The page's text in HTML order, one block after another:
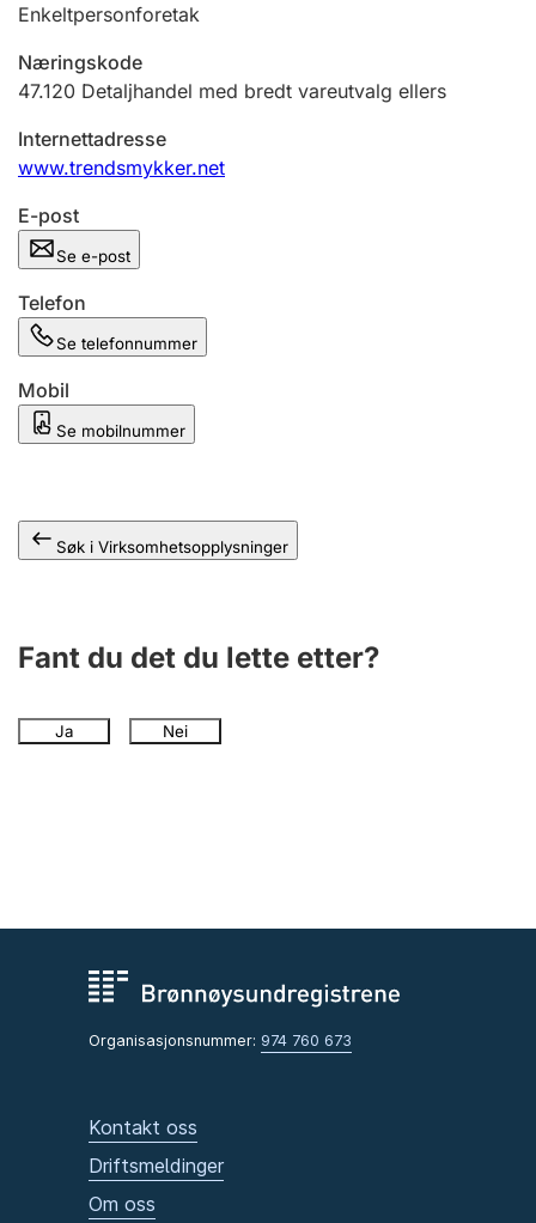
Offentlig sektor
Andre tema
Enkeltpersonforetak
Næringskode
47.120 Detaljhandel med bredt vareutvalg ellers
Internettadresse
www.trendsmykker.net
E-post
Se e-post
Telefon
Se telefonnummer
Mobil
Se mobilnummer
Søk i Virksomhetsopplysninger
Fant du det du lette etter?
Ja Nei
Organisasjonsnummer: 974 760 673
Kontakt oss
Driftsmeldinger
Om oss